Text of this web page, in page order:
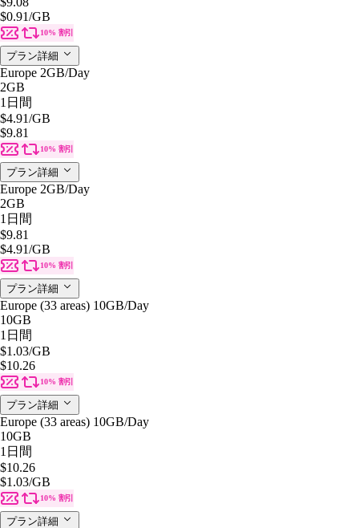
$0.91/GB
10% 割引
プラン詳細
Europe 2GB/Day
2GB
1日間
$4.91/GB
$9.81
10% 割引
プラン詳細
Europe 2GB/Day
2GB
1日間
$9.81
$4.91/GB
10% 割引
プラン詳細
Europe (33 areas) 10GB/Day
10GB
1日間
$1.03/GB
$10.26
10% 割引
プラン詳細
Europe (33 areas) 10GB/Day
10GB
1日間
$10.26
$1.03/GB
10% 割引
プラン詳細